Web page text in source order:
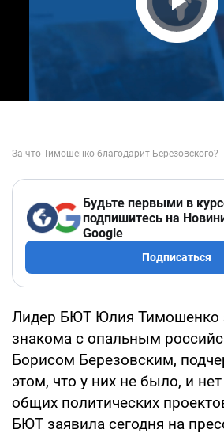
Play
Будьте первыми в
подпишитесь на
Google
Подписаться
Лидер БЮТ Юлия Тимошенко
знакома с опальным
Борисом Березовским,
этом, что у них не было, и
общих политических
БЮТ заявила сегодня на